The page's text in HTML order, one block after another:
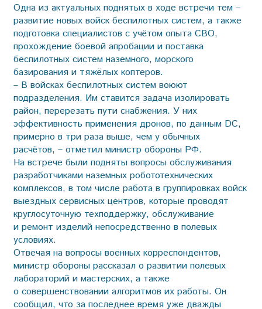
Одна из актуальных поднятых в ходе встречи тем –
развитие новых войск беспилотных систем, а также
подготовка специалистов с учётом опыта СВО,
прохождение боевой апробации и поставка
беспилотных систем наземного, морского
базирования и тяжёлых коптеров.
– В войсках беспилотных систем воюют
подразделения. Им ставится задача изолировать
район, перерезать пути снабжения. У них
эффективность применения дронов, по данным DC,
примерно в три раза выше, чем у обычных
расчётов, – отметил министр обороны РФ.
На встрече были подняты вопросы обслуживания
разработчиками наземных робототехнических
комплексов, в том числе работа в группировках войск
выездных сервисных центров, которые проводят
круглосуточную техподдержку, обслуживание
и ремонт изделий непосредственно в полевых
условиях.
Отвечая на вопросы военных корреспондентов,
министр обороны рассказал о развитии полевых
лабораторий и мастерских, а также
о совершенствовании алгоритмов их работы. Он
сообщил, что за последнее время уже дважды